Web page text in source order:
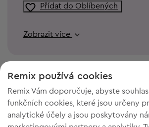
Přídat do Oblíbených
Zobrazit více
Remix používá cookies
Remix Vám doporučuje, abyste
funkčních cookies, které jsou určeny
analytické účely a jsou poskytovány